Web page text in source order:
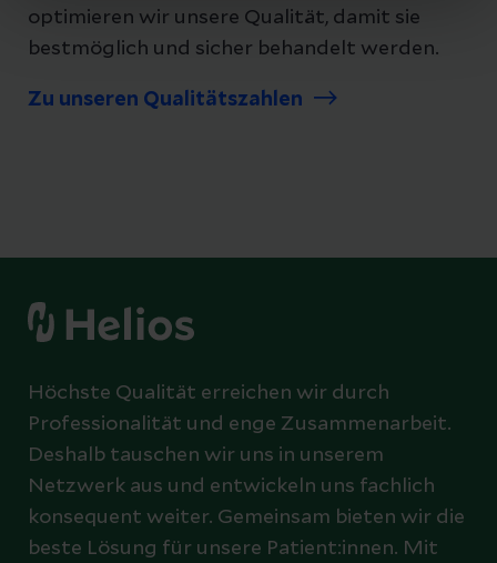
optimieren wir unsere Qualität, damit sie
bestmöglich und sicher behandelt werden.
Zu unseren Qualitätszahlen
Höchste Qualität erreichen wir durch
Professionalität und enge Zusammenarbeit.
Deshalb tauschen wir uns in unserem
Netzwerk aus und entwickeln uns fachlich
konsequent weiter. Gemeinsam bieten wir die
beste Lösung für unsere Patient:innen. Mit